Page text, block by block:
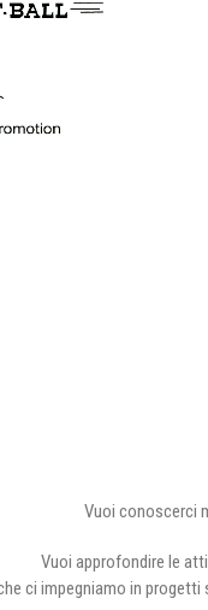
Vuoi conoscerci
Vuoi approfondire le
ci impegniamo in